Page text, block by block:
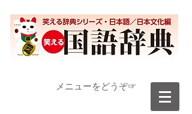
​メニューをどうぞ☞